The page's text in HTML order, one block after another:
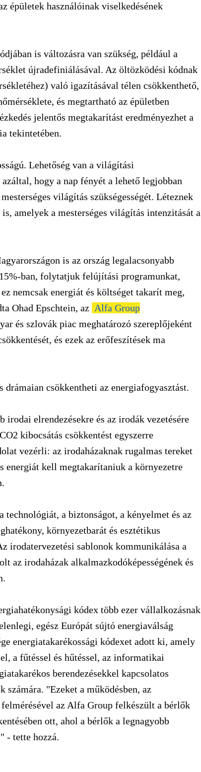
épületek használóinak viselkedésének
is változásra van szükség, például a
újradefiniálásával. Az öltözködési kódnak
való igazításával télen csökkenthető,
és megtartható az épületben
jelentős megtakarítást eredményezhet a
tekintetében.
Lehetőség van a világítási
hogy a nap fényét a lehető legjobban
világítás szükségességét. Léteznek
amelyek a mesterséges világítás intenzitását a
is az ország legalacsonyabb
ban, folytatjuk felújítási programunkat,
nemcsak energiát és költséget takarít meg,
Ohad Epschtein, az Alfa Group
és szlovák piac meghatározó szereplőjeként
és ezek az erőfeszítések ma
drámaian csökkentheti az energiafogyasztást.
elrendezésekre és az irodák vezetésére
kibocsátás csökkentést egyszerre
vezérli: az irodaházaknak rugalmas tereket
energiát kell megtakarítaniuk a környezetre
a biztonságot, a kényelmet és az
környezetbarát és esztétikus
irodatervezetési sablonok kommunikálása a
az irodaházak alkalmazkodóképességének és
kódex több ezer vállalkozásnak
egész Európát sújtó energiaválság
energiatakarékossági kódexet adott ki, amely
a fűtéssel és hűtéssel, az informatikai
berendezésekkel kapcsolatos
"Ezeket a működésben, az
az Alfa Group felkészült a bérlők
ott, ahol a bérlők a legnagyobb
- tette hozzá.